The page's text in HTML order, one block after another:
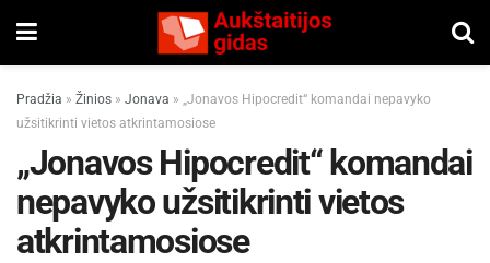
Pradžia » Žinios » Jonava » „Jonavos Hipocredit“ komandai nepavyko
užsitikrinti vietos atkrintamosiose
„Jonavos Hipocredit“ komandai
nepavyko užsitikrinti vietos
atkrintamosiose